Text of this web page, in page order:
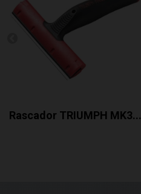
Rascador TRIUMPH MK3...